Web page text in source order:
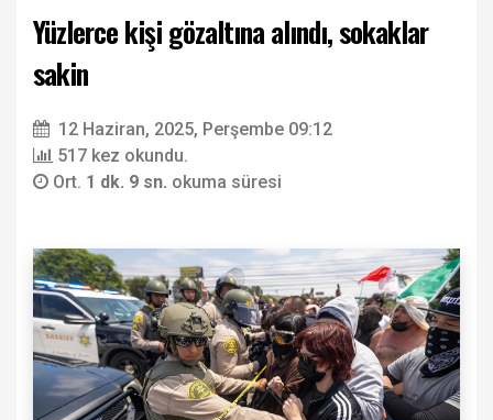
Yüzlerce kişi gözaltına alındı, sokaklar
sakin
12 Haziran, 2025, Perşembe 09:12
517 kez okundu.
Ort. 1 dk. 9 sn. okuma süresi